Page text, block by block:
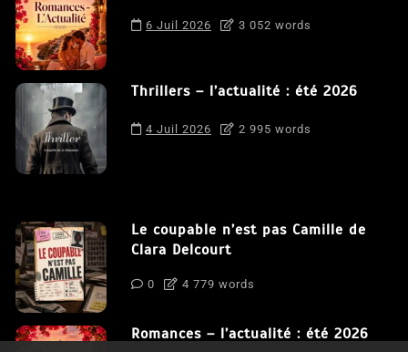
6 Juil 2026 3 052 words
Thrillers – l’actualité : été 2026
4 Juil 2026 2 995 words
Le coupable n’est pas Camille de
Clara Delcourt
0 4 779 words
Romances – l’actualité : été 2026